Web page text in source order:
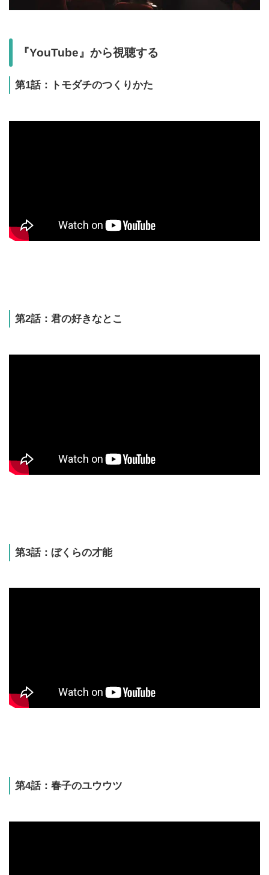
『YouTube』から視聴する
第1話：トモダチのつくりかた
第2話：君の好きなとこ
第3話：ぼくらの才能
第4話：春子のユウウツ